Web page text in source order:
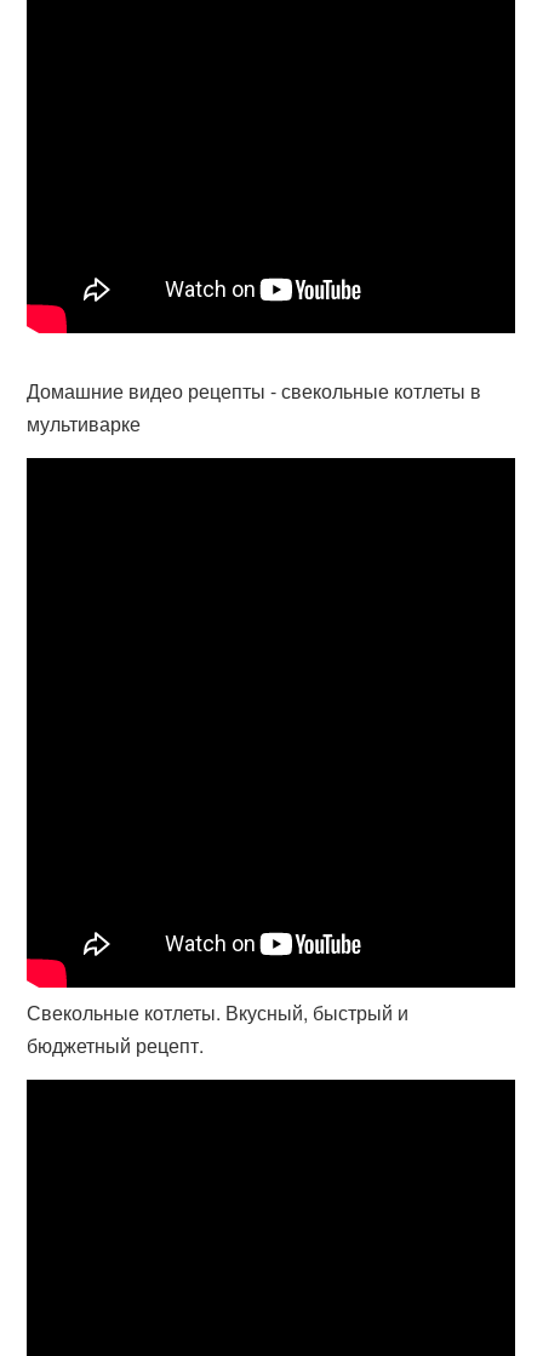
Домашние видео рецепты - свекольные котлеты в
мультиварке
Свекольные котлеты. Вкусный, быстрый и
бюджетный рецепт.